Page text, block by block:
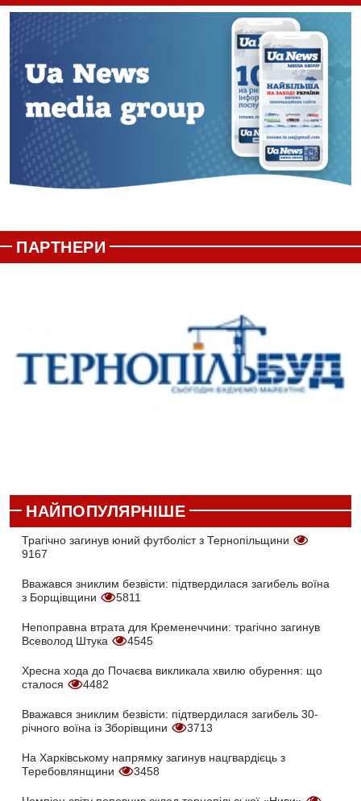
ПАРТНЕРИ
НАЙПОПУЛЯРНІШЕ
Трагічно загинув юний футболіст з Тернопільщини
9167
Вважався зниклим безвісти: підтвердилася загибель воїна
з Борщівщини
5811
Непоправна втрата для Кременеччини: трагічно загинув
Всеволод Штука
4545
Хресна хода до Почаєва викликала хвилю обурення: що
сталося
4482
Вважався зниклим безвісти: підтвердилася загибель 30-
річного воїна із Зборівщини
3713
На Харківському напрямку загинув нацгвардієць з
Теребовлянщини
3458